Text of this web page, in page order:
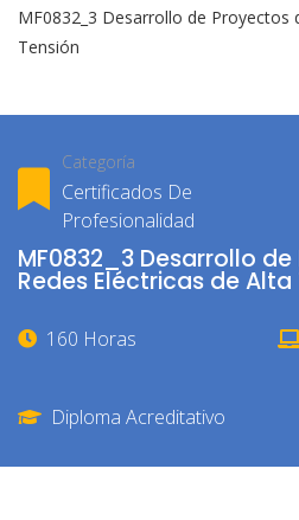
MF0832_3 Desarrollo de Proyectos
Tensión
Categoría
Certificados De
Profesionalidad
MF0832_3 Desarrollo
Redes Eléctricas de Alta
160 Horas
Diploma Acreditativo